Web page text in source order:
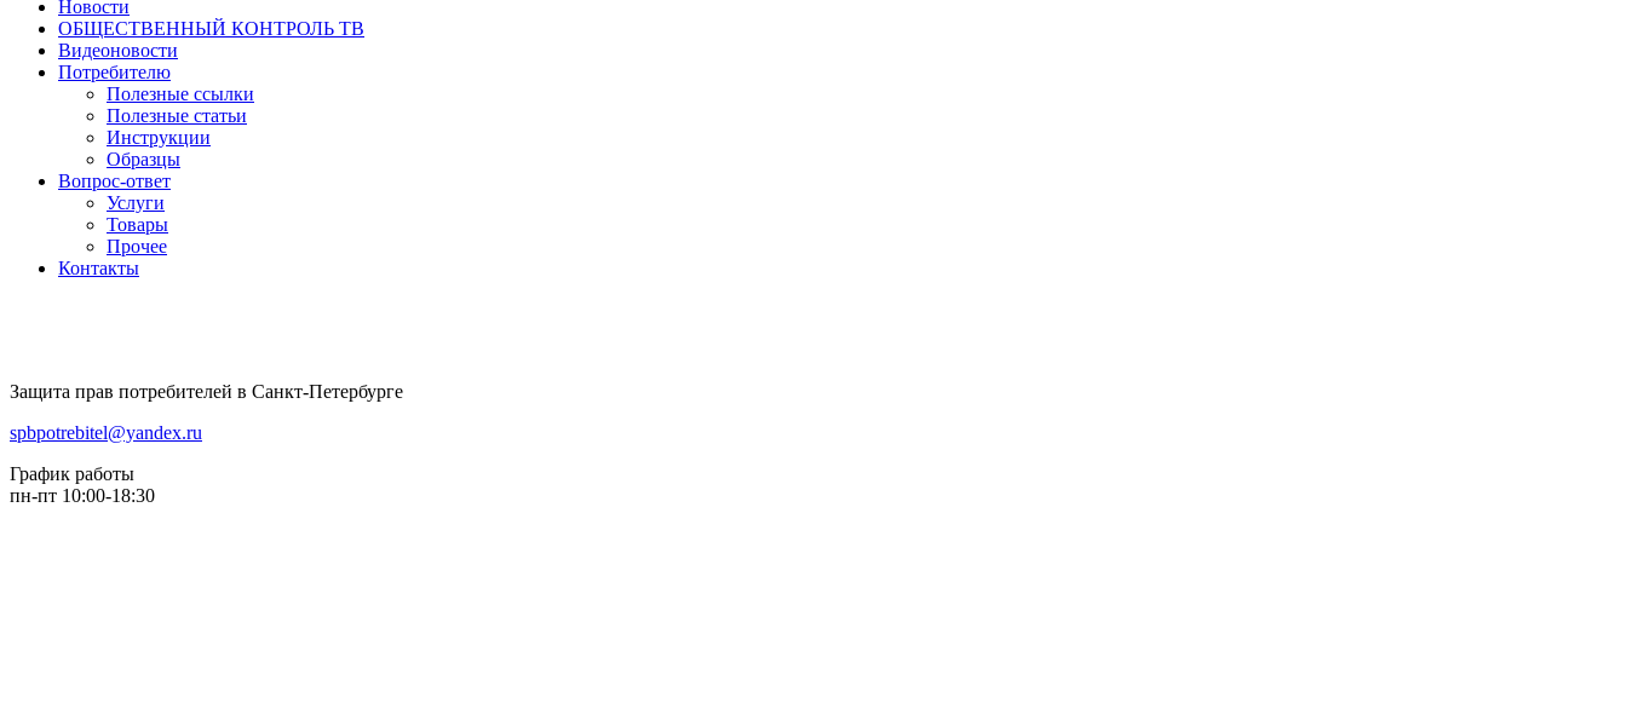
Новости
ОБЩЕСТВЕННЫЙ КОНТРОЛЬ ТВ
Видеоновости
Потребителю
Полезные ссылки
Полезные статьи
Инструкции
Образцы
Вопрос-ответ
Услуги
Товары
Прочее
Контакты
Защита прав потребителей в Санкт-Петербурге
spbpotrebitel@yandex.ru
График работы
пн-пт 10:00-18:30